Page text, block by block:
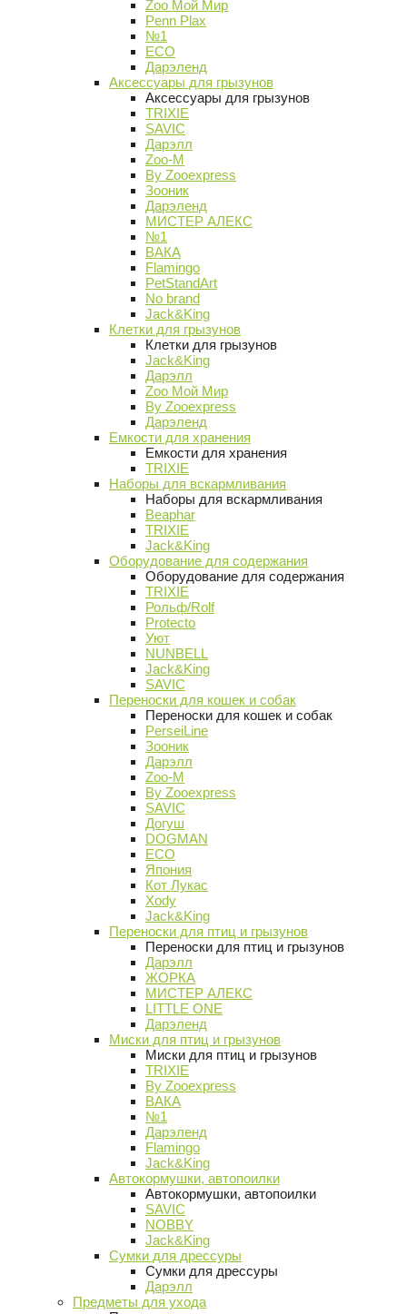
Zoo Мой Мир
Penn Plax
№1
ECO
Дарэленд
Аксессуары для грызунов
Аксессуары для грызунов
TRIXIE
SAVIC
Дарэлл
Zoo-M
By Zooexpress
Зооник
Дарэленд
МИСТЕР АЛЕКС
№1
ВАКА
Flamingo
PetStandArt
No brand
Jack&King
Клетки для грызунов
Клетки для грызунов
Jack&King
Дарэлл
Zoo Мой Мир
By Zooexpress
Дарэленд
Емкости для хранения
Емкости для хранения
TRIXIE
Наборы для вскармливания
Наборы для вскармливания
Beaphar
TRIXIE
Jack&King
Оборудование для содержания
Оборудование для содержания
TRIXIE
Рольф/Rolf
Protecto
Уют
NUNBELL
Jack&King
SAVIC
Переноски для кошек и собак
Переноски для кошек и собак
PerseiLine
Зооник
Дарэлл
Zoo-M
By Zooexpress
SAVIC
Догуш
DOGMAN
ECO
Япония
Кот Лукас
Xody
Jack&King
Переноски для птиц и грызунов
Переноски для птиц и грызунов
Дарэлл
ЖОРКА
МИСТЕР АЛЕКС
LITTLE ONE
Дарэленд
Миски для птиц и грызунов
Миски для птиц и грызунов
TRIXIE
By Zooexpress
ВАКА
№1
Дарэленд
Flamingo
Jack&King
Автокормушки, автопоилки
Автокормушки, автопоилки
SAVIC
NOBBY
Jack&King
Сумки для дрессуры
Сумки для дрессуры
Дарэлл
Предметы для ухода